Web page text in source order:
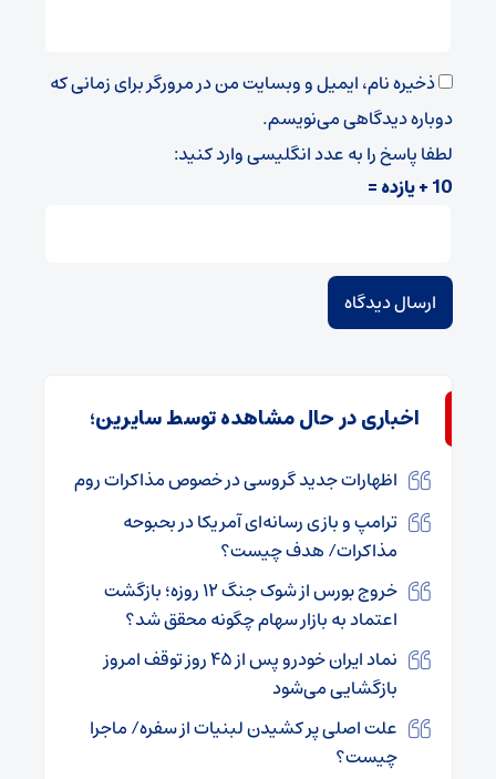
ذخیره نام، ایمیل و وبسایت من در مرورگر برای زمانی که
دوباره دیدگاهی می‌نویسم.
لطفا پاسخ را به عدد انگلیسی وارد کنید:
10 + یازده =
اخباری در حال مشاهده توسط سایرین؛
اظهارات جدید گروسی در خصوص مذاکرات روم
ترامپ و بازی رسانه‌ای آمریکا در بحبوحه
مذاکرات/ هدف چیست؟
خروج بورس از شوک جنگ ۱۲ روزه؛ بازگشت
اعتماد به بازار سهام چگونه محقق شد؟
نماد ایران خودرو پس از ۴۵ روز توقف امروز
بازگشایی می‌شود
علت اصلی پر کشیدن لبنیات از سفره/ ماجرا
چیست؟